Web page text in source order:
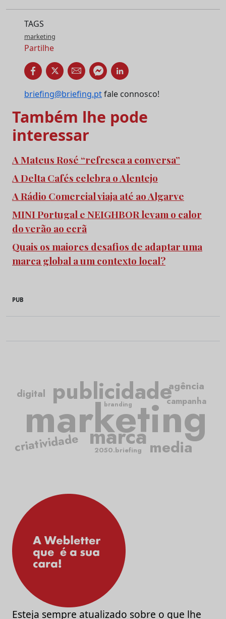
TAGS
marketing
Partilhe
briefing@briefing.ptfale connosco!
Também lhe pode
interessar
A Mateus Rosé “refresca a conversa”
A Delta Cafés celebra o Alentejo
A Rádio Comercial viaja até ao Algarve
MINI Portugal e NEIGHBOR levam o calor
do verão ao ecrã
Quais os maiores desafios de adaptar uma
marca global a um contexto local?
PUB
marketing
publicidade
marca
criatividade
campanha
media
agência
digital
2050.briefing
branding
Esteja sempre atualizado sobre o que lhe